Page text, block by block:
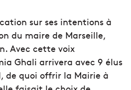
sur ses intentions à
du maire de Marseille,
Avec cette voix
Ghali arrivera avec 9 élus
de quoi offrir la Mairie à